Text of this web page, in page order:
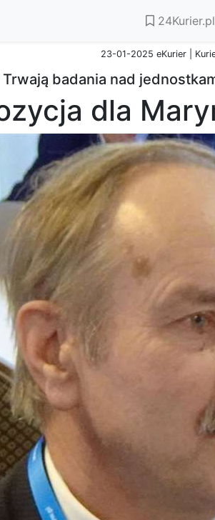
24Kurier.pl
23-01-2025 eKurier |
Trwają badania nad
dla